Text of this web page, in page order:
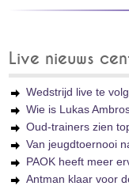
Live nieuws
Wedstrijd live te
Wie is Lukas
Oud-trainers zien
Van jeugdtoernooi
PAOK heeft meer
Antman klaar voor